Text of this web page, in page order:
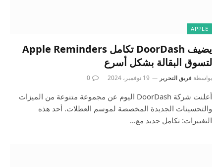
APPLE
يضيف DoorDash تكامل Apple Reminders
لتسوق البقالة بشكل أسرع
بواسطة فريق التحرير 19 نوفمبر، 2024 0
أعلنت شركة DoorDash اليوم عن مجموعة متنوعة من الميزات
والتحسينات الجديدة المخصصة لموسم العطلات. أحد هذه
التغييرات: تكامل جديد مع…